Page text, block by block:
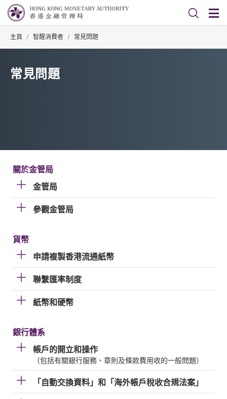
主頁 / 智醒消費者 / 常見問題
常見問題
關於金管局
金管局
參觀金管局
貨幣
申請複製香港流通紙幣
聯繫匯率制度
紙幣和硬幣
銀行體系
帳戶的開立和操作
（包括有關銀行服務、章則及條款費用收的一般問題）
「自動交換資料」和「海外帳戶稅收合規法案」